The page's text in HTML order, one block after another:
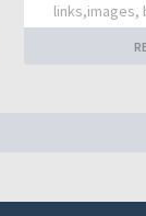
links,images,